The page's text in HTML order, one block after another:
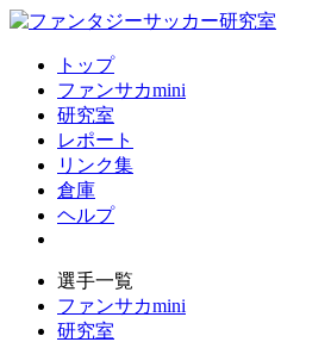
トップ
ファンサカmini
研究室
レポート
リンク集
倉庫
ヘルプ
選手一覧
ファンサカmini
研究室